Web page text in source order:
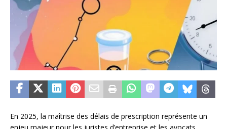
En 2025, la maîtrise des délais de prescription représente un